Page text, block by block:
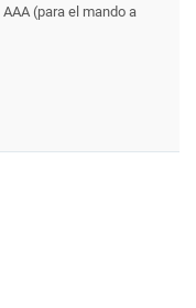
(para el mando a